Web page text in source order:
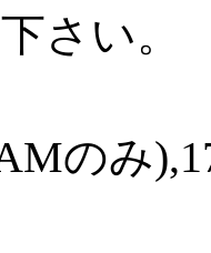
さい。
のみ